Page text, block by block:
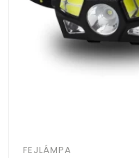
FEJLÁMPA